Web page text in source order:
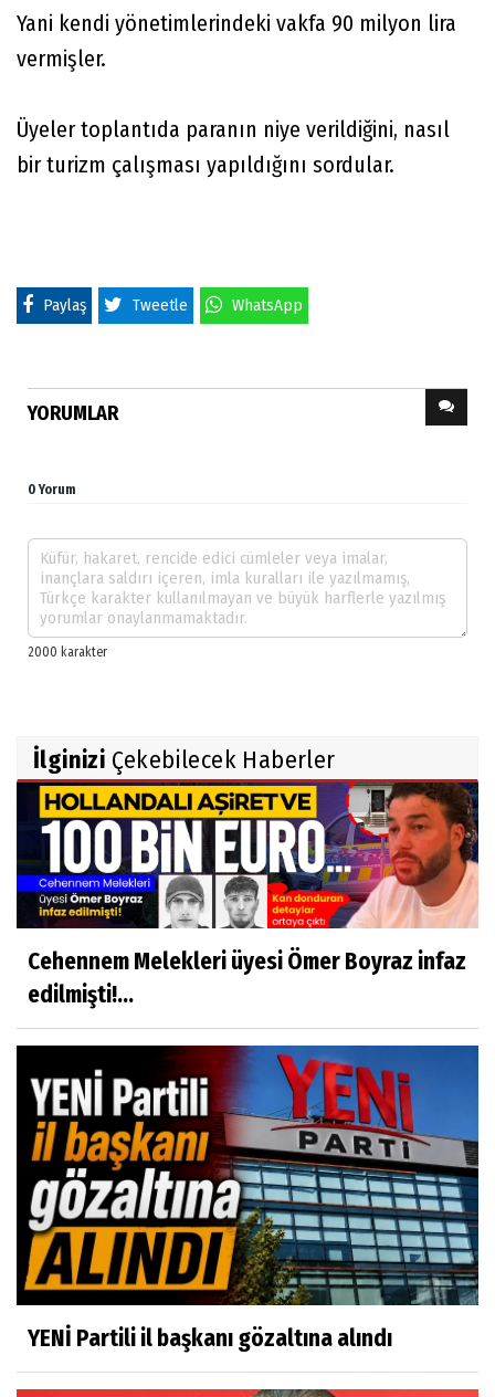
Yani kendi yönetimlerindeki vakfa 90 milyon lira
vermişler.
Üyeler toplantıda paranın niye verildiğini, nasıl
bir turizm çalışması yapıldığını sordular.
Paylaş Tweetle WhatsApp
YORUMLAR
0 Yorum
İlginizi Çekebilecek Haberler
Cehennem Melekleri üyesi Ömer Boyraz infaz
edilmişti!...
YENİ Partili il başkanı gözaltına alındı